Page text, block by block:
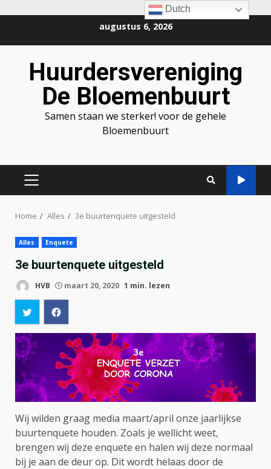
inhoud
augustus 6, 2026
Huurdersvereniging
De Bloemenbuurt
Samen staan we sterker! voor de gehele
Bloemenbuurt
PRIMAIR
Home Alles 3e buurtenquete uitgesteld
Alles Enquete
3e buurtenquete uitgesteld
HVB maart 20, 2020 1 min. lezen
Wij wilden graag media maart/april onze jaarlijkse
buurtenquete houden. Zoals je wellicht weet,
brengen wij deze enquete en halen wij deze normaal
bij je aan de deur op. Dit wordt helaas door de
Dutch